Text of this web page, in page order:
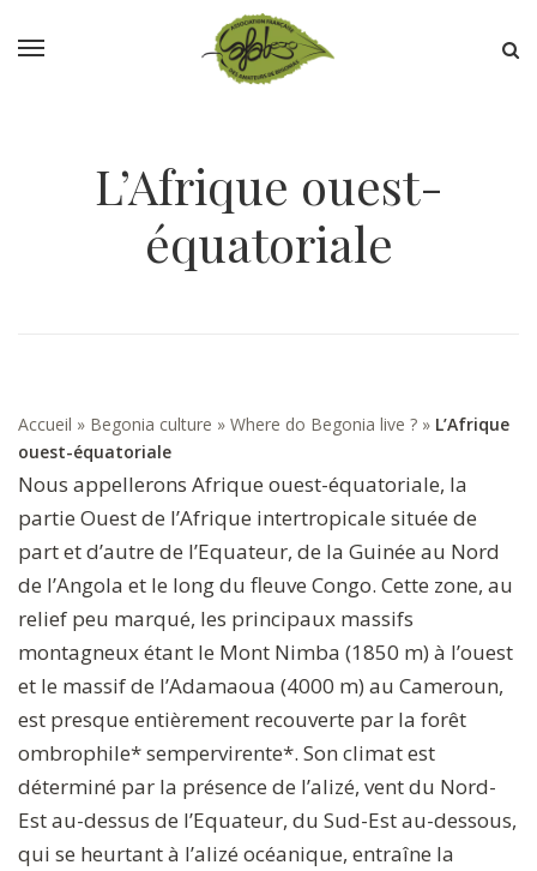
L’Afrique ouest-
équatoriale
Accueil » Begonia culture » Where do Begonia live ? » L’Afrique
ouest-équatoriale
Nous appellerons Afrique ouest-équatoriale, la
partie Ouest de l’Afrique intertropicale située de
part et d’autre de l’Equateur, de la Guinée au Nord
de l’Angola et le long du fleuve Congo. Cette zone, au
relief peu marqué, les principaux massifs
montagneux étant le Mont Nimba (1850 m) à l’ouest
et le massif de l’Adamaoua (4000 m) au Cameroun,
est presque entièrement recouverte par la forêt
ombrophile* sempervirente*. Son climat est
déterminé par la présence de l’alizé, vent du Nord-
Est au-dessus de l’Equateur, du Sud-Est au-dessous,
qui se heurtant à l’alizé océanique, entraîne la